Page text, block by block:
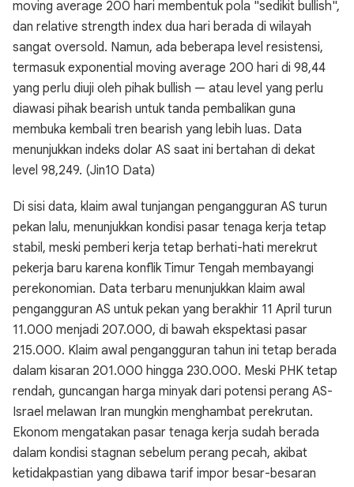
moving average 200 hari membentuk pola "sedikit bullish",
dan relative strength index dua hari berada di wilayah
sangat oversold. Namun, ada beberapa level resistensi,
termasuk exponential moving average 200 hari di 98,44
yang perlu diuji oleh pihak bullish — atau level yang perlu
diawasi pihak bearish untuk tanda pembalikan guna
membuka kembali tren bearish yang lebih luas. Data
menunjukkan indeks dolar AS saat ini bertahan di dekat
level 98,249. (Jin10 Data)
Di sisi data, klaim awal tunjangan pengangguran AS turun
pekan lalu, menunjukkan kondisi pasar tenaga kerja tetap
stabil, meski pemberi kerja tetap berhati-hati merekrut
pekerja baru karena konflik Timur Tengah membayangi
perekonomian. Data terbaru menunjukkan klaim awal
pengangguran AS untuk pekan yang berakhir 11 April turun
11.000 menjadi 207.000, di bawah ekspektasi pasar
215.000. Klaim awal pengangguran tahun ini tetap berada
dalam kisaran 201.000 hingga 230.000. Meski PHK tetap
rendah, guncangan harga minyak dari potensi perang AS-
Israel melawan Iran mungkin menghambat perekrutan.
Ekonom mengatakan pasar tenaga kerja sudah berada
dalam kondisi stagnan sebelum perang pecah, akibat
ketidakpastian yang dibawa tarif impor besar-besaran